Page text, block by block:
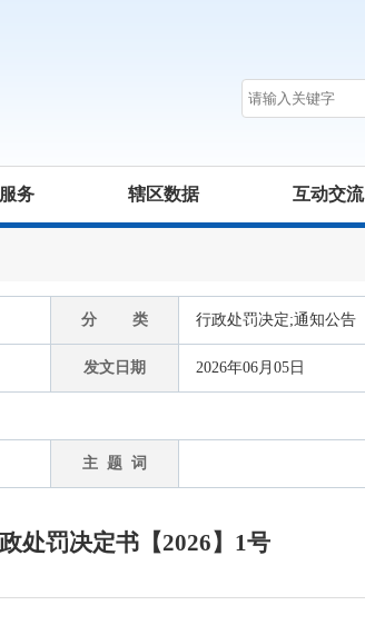
务 辖区数据 互动交流
分 类 行政处罚决定;通知公告
发文日期 2026年06月05日
主 题 词
处罚决定书【2026】1号